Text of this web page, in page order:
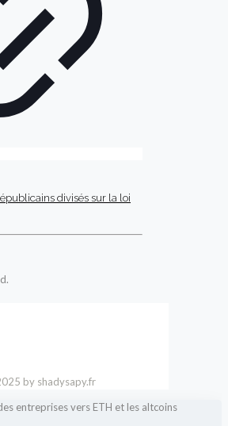
divisés sur la loi
by shadysapy.fr